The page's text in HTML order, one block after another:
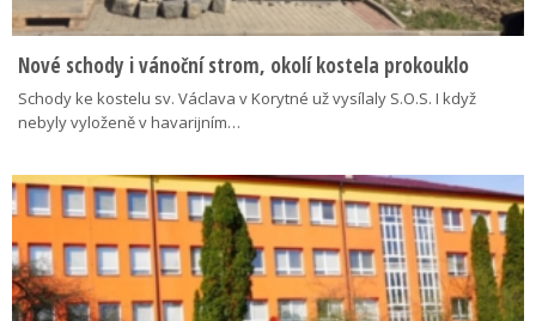
Nové schody i vánoční strom, okolí kostela prokouklo
Schody ke kostelu sv. Václava v Korytné už vysílaly S.O.S. I když
nebyly vyloženě v havarijním…